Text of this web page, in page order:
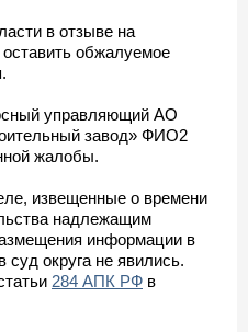
в отзыве на
обжалуемое
управляющий АО
завод» ФИО2
жалобы.
извещенные о времени
надлежащим
информации в
суд округа не явились.
284 АПК РФ в